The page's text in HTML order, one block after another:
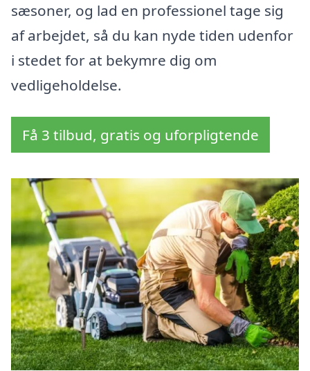
sæsoner, og lad en professionel tage sig
af arbejdet, så du kan nyde tiden udenfor
i stedet for at bekymre dig om
vedligeholdelse.
Få 3 tilbud, gratis og uforpligtende